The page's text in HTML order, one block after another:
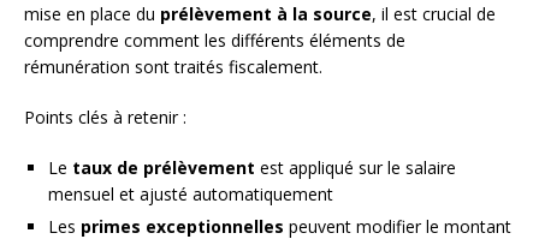
mise en place du prélèvement à la source, il est crucial de
comprendre comment les différents éléments de
rémunération sont traités fiscalement.
Points clés à retenir :
Le taux de prélèvement est appliqué sur le salaire
mensuel et ajusté automatiquement
Les primes exceptionnelles peuvent modifier le montant